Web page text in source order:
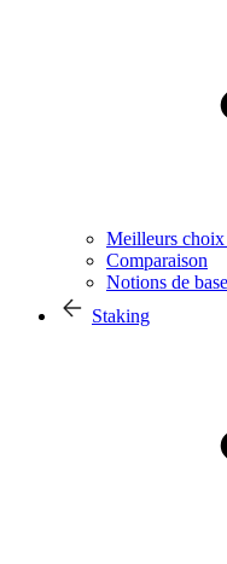
Meilleurs choix
Comparaison
Notions de base
Staking